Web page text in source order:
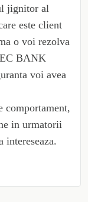
jignitor al
este client
o voi rezolva
BANK
voi avea
comportament,
in urmatorii
intereseaza.